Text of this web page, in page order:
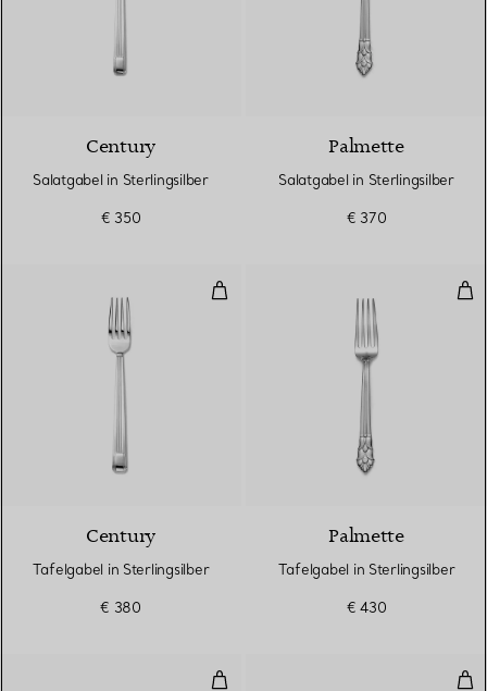
Century
Salatgabel in Sterlingsilber
€ 350
Palmette
Salatgabel in Sterlingsilber
€ 370
Tafelgabel in Sterlingsilber
Century
Tafelgabel in Sterlingsilber
€ 380
Palmette
Tafelgabel in Sterlingsilber
€ 430
Milchkännchen aus Porzellan